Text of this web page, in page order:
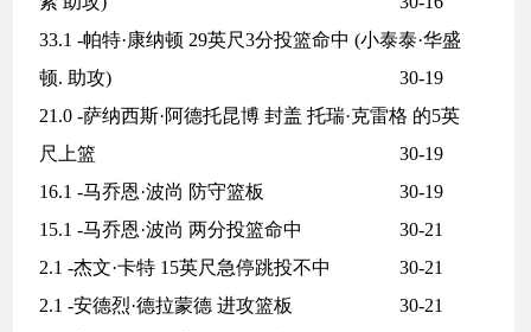
33.1 -帕特·康纳顿 29英尺3分投篮命中 (小泰泰·华盛
顿. 助攻)
30-19
21.0 -萨纳西斯·阿德托昆博 封盖 托瑞·克雷格 的5英
尺上篮
30-19
16.1 -马乔恩·波尚 防守篮板
30-19
15.1 -马乔恩·波尚 两分投篮命中
30-21
2.1 -杰文·卡特 15英尺急停跳投不中
30-21
2.1 -安德烈·德拉蒙德 进攻篮板
30-21